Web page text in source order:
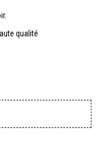
qualité